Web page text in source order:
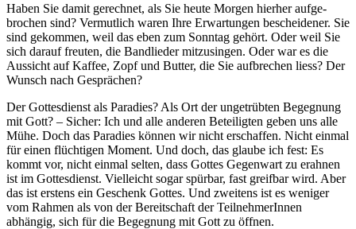
Haben Sie damit gerech­net, als Sie heute Mor­gen hier­her aufge­
brochen sind? Ver­mut­lich waren Ihre Erwartun­gen beschei­den­er. Sie
sind gekom­men, weil das eben zum Son­ntag gehört. Oder weil Sie
sich darauf freuten, die Band­lieder mitzusin­gen. Oder war es die
Aus­sicht auf Kaf­fee, Zopf und But­ter, die Sie auf­brechen liess? Der
Wun­sch nach Gesprächen?
Der Gottes­di­enst als Paradies? Als Ort der ungetrübten Begeg­nung
mit Gott? – Sich­er: Ich und alle anderen Beteiligten geben uns alle
Mühe. Doch das Paradies kön­nen wir nicht erschaf­fen. Nicht ein­mal
für einen flüchti­gen Moment. Und doch, das glaube ich fest: Es
kommt vor, nicht ein­mal sel­ten, dass Gottes Gegen­wart zu erah­nen
ist im Gottes­di­enst. Vielle­icht sog­ar spür­bar, fast greif­bar wird. Aber
das ist erstens ein Geschenk Gottes. Und zweit­ens ist es weniger
vom Rah­men als von der Bere­itschaft der Teil­nehmerIn­nen
abhängig, sich für die Begeg­nung mit Gott zu öffnen.